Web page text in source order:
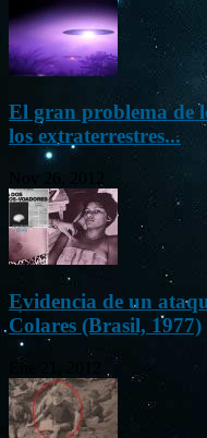
El gran problema de
los extraterrestres...
Nov 26, 2012
Evidencia de un
Colares (Brasil, 1977)